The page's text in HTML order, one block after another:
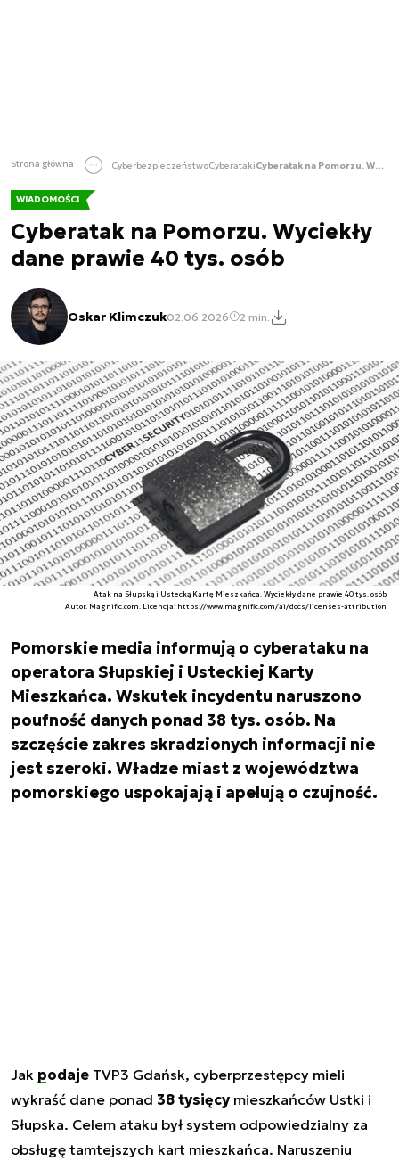
Strona główna CyberbezpieczeństwoCyberataki Cyberatak na Pomorzu. Wyciekły dane prawie 40 tys. osób
WIADOMOŚCI
Cyberatak na Pomorzu. Wyciekły
dane prawie 40 tys. osób
Oskar Klimczuk02.06.2026 2 min.
Atak na Słupską i Ustecką Kartę Mieszkańca. Wyciekły dane prawie 40 tys. osób
Autor. Magnific.com. Licencja: https://www.magnific.com/ai/docs/licenses-attribution
Pomorskie media informują o cyberataku na
operatora Słupskiej i Usteckiej Karty
Mieszkańca. Wskutek incydentu naruszono
poufność danych ponad 38 tys. osób. Na
szczęście zakres skradzionych informacji nie
jest szeroki. Władze miast z województwa
pomorskiego uspokajają i apelują o czujność.
Jak podaje TVP3 Gdańsk, cyberprzestępcy mieli
wykraść dane ponad 38 tysięcymieszkańców Ustki i
Słupska. Celem ataku był system odpowiedzialny za
obsługę tamtejszych kart mieszkańca. Naruszeniu